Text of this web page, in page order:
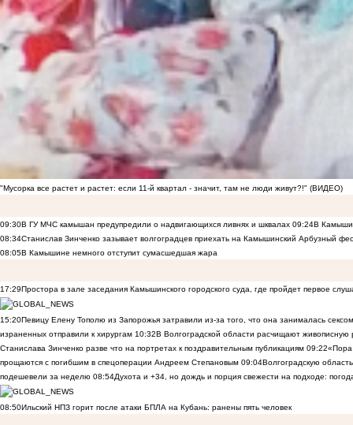
"Мусорка все растет и растет: если 11-й квартал - значит, там не люди живут?!" (ВИДЕО)
09:30В ГУ МЧС камышан предупредили о надвигающихся ливнях и шквалах 09:24В
08:34Станислав Зинченко зазывает волгоградцев приехать на Камышинский Арбузный
08:05В Камышине немного отступит сумасшедшая жара
17:29Простора в зале заседания Камышинского городского суда, где пройдет первое
15:20Певицу Елену Тополю из Запорожья затравили из-за того, что она занималась
израненных отправили к хирургам 10:32В Волгоградской области расчищают
Станислава Зинченко разве что на портретах к поздравительным публикациям 09:22«Пора
прощаются с погибшим в спецоперации Андреем Степановым 09:04Волгоградскую
подешевели за неделю 08:54Духота и +34, но дождь и порция свежести на подходе:
08:50Ильский НПЗ горит после атаки БПЛА на Кубань: ранены пять человек